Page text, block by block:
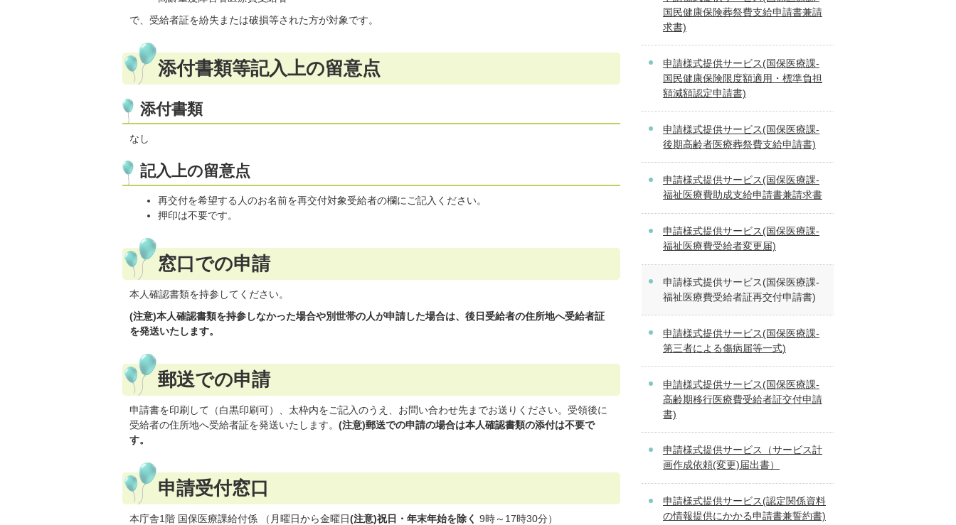
で、受給者証を紛失または破損等された方が対象です。
添付書類等記入上の留意点
添付書類
なし
記入上の留意点
再交付を希望する人のお名前を再交付対象受給者の欄にご記入ください。
押印は不要です。
窓口での申請
本人確認書類を持参してください。
(注意)本人確認書類を持参しなかった場合や別世帯の人が申請した場合は、後日受給者の住所地へ受給者証
を発送いたします。
郵送での申請
申請書を印刷して（白黒印刷可）、太枠内をご記入のうえ、お問い合わせ先までお送りください。受領後に
受給者の住所地へ受給者証を発送いたします。 (注意)郵送での申請の場合は本人確認書類の添付は不要で
す。
申請受付窓口
本庁舎1階 国保医療課給付係 （月曜日から金曜日(注意)祝日・年末年始を除く 9時～17時30分）
国民健康保険葬祭費支給申請書兼請
求書)
申請様式提供サービス(国保医療課-
国民健康保険限度額適用・標準負担
額減額認定申請書)
申請様式提供サービス(国保医療課-
後期高齢者医療葬祭費支給申請書)
申請様式提供サービス(国保医療課-
福祉医療費助成支給申請書兼請求書
申請様式提供サービス(国保医療課-
福祉医療費受給者変更届)
申請様式提供サービス(国保医療課-
福祉医療費受給者証再交付申請書)
申請様式提供サービス(国保医療課-
第三者による傷病届等一式)
申請様式提供サービス(国保医療課-
高齢期移行医療費受給者証交付申請
書)
申請様式提供サービス（サービス計
画作成依頼(変更)届出書）
申請様式提供サービス(認定関係資料
の情報提供にかかる申請書兼誓約書)